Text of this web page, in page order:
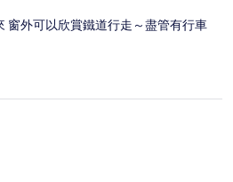
窗外可以欣賞鐵道行走～盡管有行車